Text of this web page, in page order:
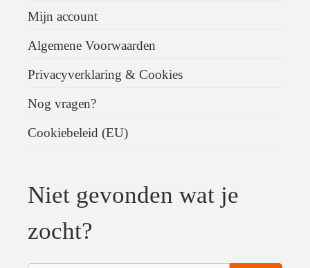
Mijn account
Algemene Voorwaarden
Privacyverklaring & Cookies
Nog vragen?
Cookiebeleid (EU)
Niet gevonden wat je
zocht?